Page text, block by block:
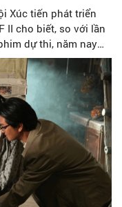
Xúc tiến phát triển
II cho biết, so với lần
dự thi, năm nay
Trong số 10 phim
thi có sự xuất hiện
Mai của Trấn
Hải; Đào, Phở và